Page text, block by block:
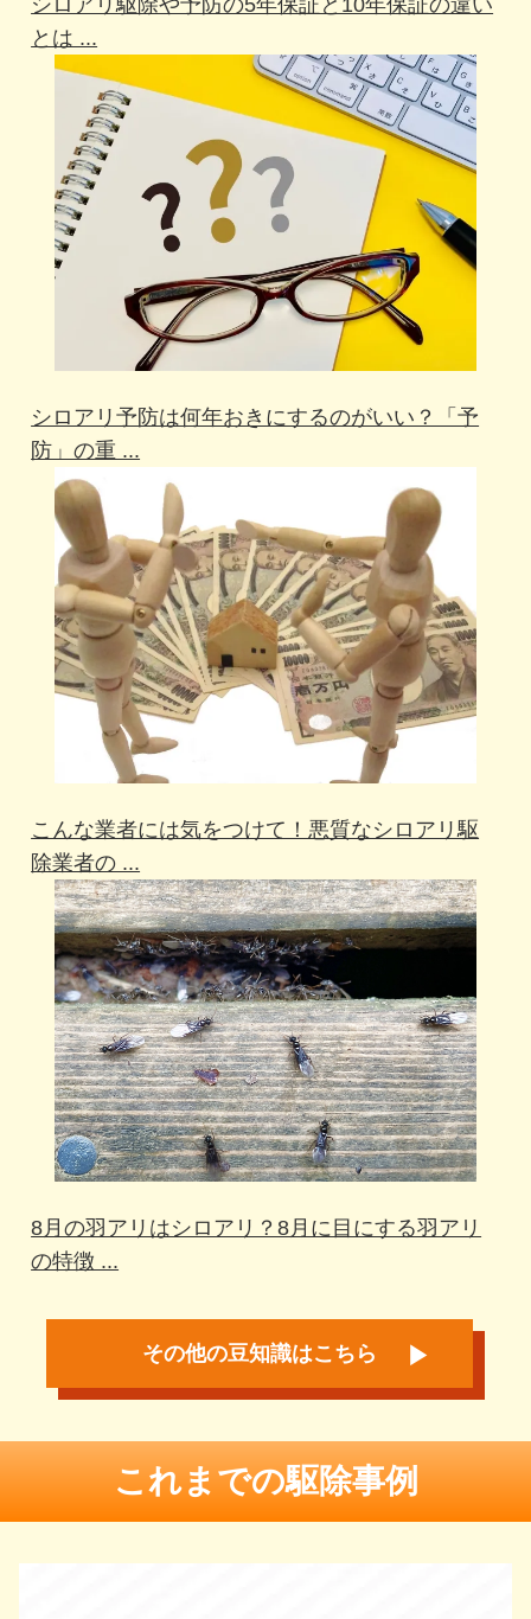
シロアリ駆除や予防の5年保証と10年保証の違い
とは ...
シロアリ予防は何年おきにするのがいい？「予
防」の重 ...
こんな業者には気をつけて！悪質なシロアリ駆
除業者の ...
8月の羽アリはシロアリ？8月に目にする羽アリ
の特徴 ...
その他の豆知識はこちら
これまでの駆除事例